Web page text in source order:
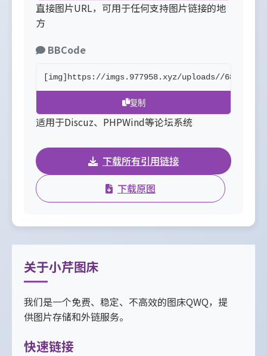
直接图片URL，可用于任何支持图片链接的地
方
BBCode
[img]https://imgs.977958.xyz/uploads//
复制
适用于Discuz、PHPWind等论坛系统
下载所有引用链接
下载原图
关于小芹图床
我们是一个免费、稳定、不高效的图床QWQ，提
供图片存储和外链服务。
快速链接